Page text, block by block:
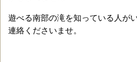
遊べる南部の滝を知っている人が
連絡くださいませ。